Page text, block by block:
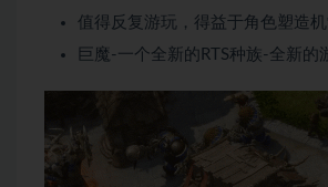
值得反复游玩，得益于角色塑造
巨魔-一个全新的RTS种族-全新的